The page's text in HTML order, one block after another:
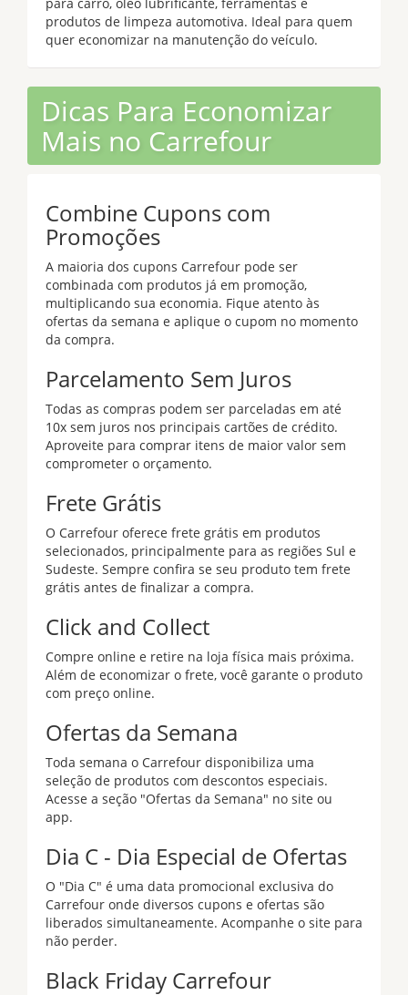
produtos de limpeza automotiva. Ideal para quem
quer economizar na manutenção do veículo.
Dicas Para Economizar
Mais no Carrefour
Combine Cupons com
Promoções
A maioria dos cupons Carrefour pode ser
combinada com produtos já em promoção,
multiplicando sua economia. Fique atento às
ofertas da semana e aplique o cupom no momento
da compra.
Parcelamento Sem Juros
Todas as compras podem ser parceladas em até
10x sem juros nos principais cartões de crédito.
Aproveite para comprar itens de maior valor sem
comprometer o orçamento.
Frete Grátis
O Carrefour oferece frete grátis em produtos
selecionados, principalmente para as regiões Sul e
Sudeste. Sempre confira se seu produto tem frete
grátis antes de finalizar a compra.
Click and Collect
Compre online e retire na loja física mais próxima.
Além de economizar o frete, você garante o produto
com preço online.
Ofertas da Semana
Toda semana o Carrefour disponibiliza uma
seleção de produtos com descontos especiais.
Acesse a seção "Ofertas da Semana" no site ou
app.
Dia C - Dia Especial de Ofertas
O "Dia C" é uma data promocional exclusiva do
Carrefour onde diversos cupons e ofertas são
liberados simultaneamente. Acompanhe o site para
não perder.
Black Friday Carrefour